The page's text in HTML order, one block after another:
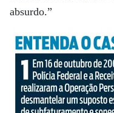
absurdo.”